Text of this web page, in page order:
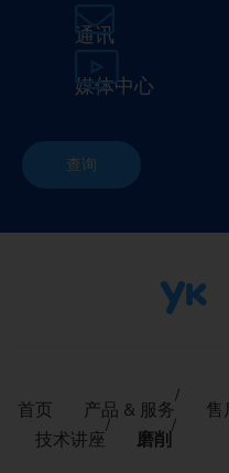
通讯
媒体中心
查询
首页 产品 & 服务 售
技术讲座
磨削